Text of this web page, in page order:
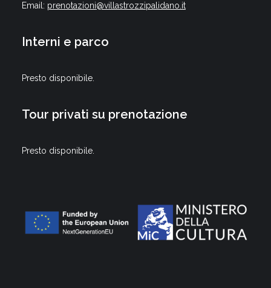
Email: prenotazioni@villastrozzipalidano.it
Interni e parco
Presto disponibile.
Tour privati su prenotazione
Presto disponibile.